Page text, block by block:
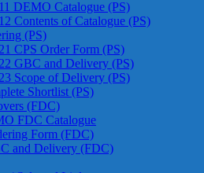
DEMO Catalogue (PS)
Contents of Catalogue (PS)
(PS)
CPS Order Form (PS)
GBC and Delivery (PS)
Scope of Delivery (PS)
Shortlist (PS)
(FDC)
FDC Catalogue
Form (FDC)
and Delivery (FDC)